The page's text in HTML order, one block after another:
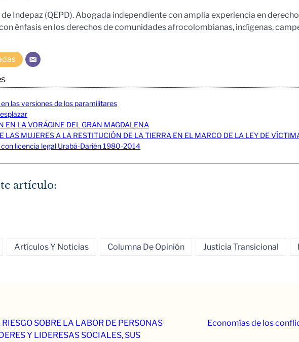
Indepaz (QEPD). Abogada independiente con amplia experiencia en
énfasis en los derechos de comunidades afrocolombianas, indígenas,
las versiones de los paramilitares
EN LA VORÁGINE DEL GRAN MAGDALENA
LAS MUJERES A LA RESTITUCIÓN DE LA TIERRA EN EL MARCO DE LA LEY DE
licencia legal Urabá-Darién 1980-2014
artículo:
Artículos Y Noticias Columna De Opinión Justicia Transicional
SOBRE LA LABOR DE PERSONAS
Y LIDERESAS SOCIALES, SUS
Economías de los